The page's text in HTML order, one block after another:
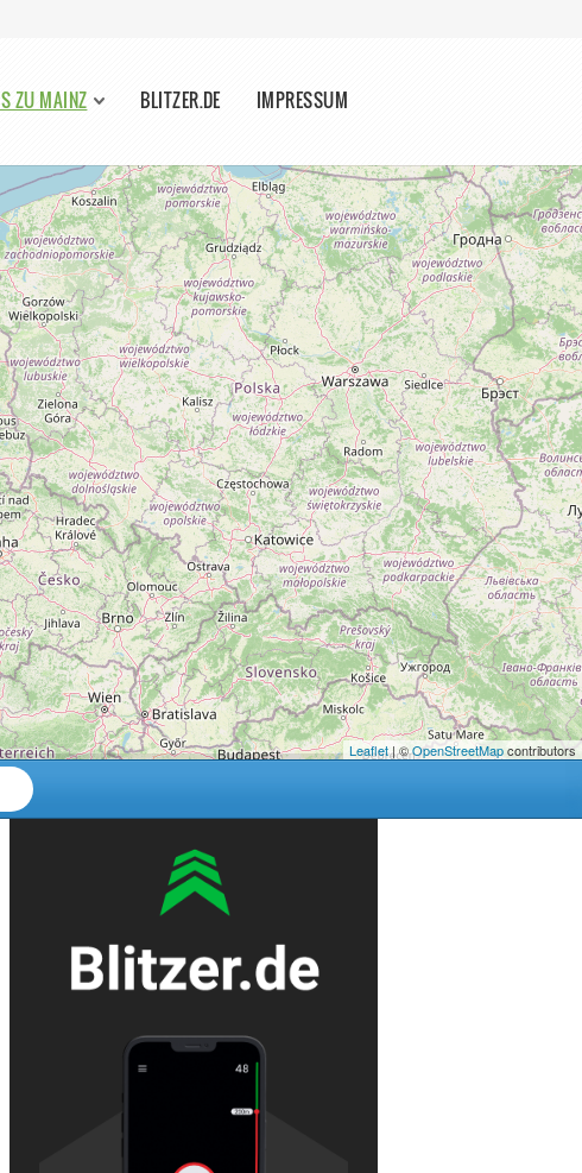
ZU MAINZ BLITZER.DE IMPRESSUM
Leaflet| ©OpenStreetMapcontributors